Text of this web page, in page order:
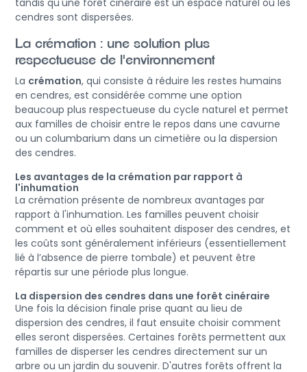
tandis qu'une forêt cinéraire est un espace naturel où les
cendres sont dispersées.
La crémation : une solution plus
respectueuse de l'environnement
La crémation, qui consiste à réduire les restes humains
en cendres, est considérée comme une option
beaucoup plus respectueuse du cycle naturel et permet
aux familles de choisir entre le repos dans une cavurne
ou un columbarium dans un cimetière ou la dispersion
des cendres.
Les avantages de la crémation par rapport à
l'inhumation
La crémation présente de nombreux avantages par
rapport à l'inhumation. Les familles peuvent choisir
comment et où elles souhaitent disposer des cendres, et
les coûts sont généralement inférieurs (essentiellement
lié à l’absence de pierre tombale) et peuvent être
répartis sur une période plus longue.
La dispersion des cendres dans une forêt cinéraire
Une fois la décision finale prise quant au lieu de
dispersion des cendres, il faut ensuite choisir comment
elles seront dispersées. Certaines forêts permettent aux
familles de disperser les cendres directement sur un
arbre ou un jardin du souvenir. D'autres forêts offrent la